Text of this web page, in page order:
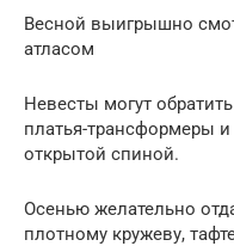
Весной выигрышно
атласом
Невесты могут
платья-трансформеры
открытой спиной.
Осенью желательно
плотному кружеву,